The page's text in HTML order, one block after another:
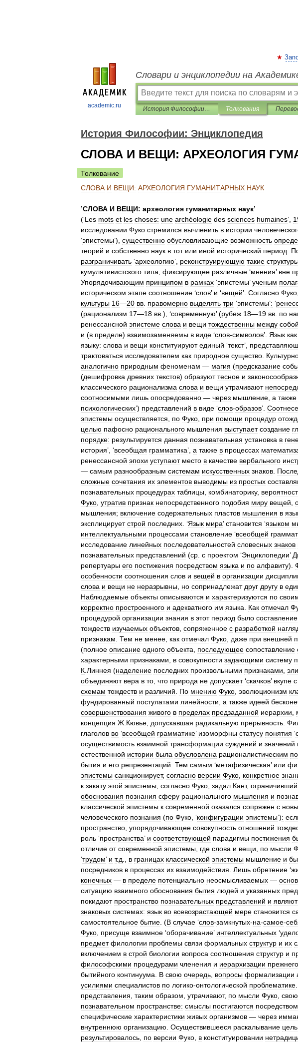
academic.ru
Словари и энциклопедии на
История Философии: Энциклопедия Толкования
История Философии: Энциклопедия
СЛОВА И ВЕЩИ: АРХЕОЛОГИЯ
Толкование
СЛОВА И ВЕЩИ: АРХЕОЛОГИЯ ГУМАНИТАРНЫХ НАУК
’СЛОВА И ВЕЩИ: археология гуманитарных наук’
(‘Les mots et les choses: une archéologie des sciences humaines’,
исследовании Фуко стремился вычленить в истории
‘эпистемы’), существенно обусловливающие возможность
теорий и собственно наук в тот или иной исторический период
разграничивать ‘археологию’, реконструирующую такие
кумулятивистского типа фиксирующее различные ‘мнения’ вне
Упорядочивающим принципом в рамках ‘эпистемы’ученым
историческом этапе соотношение ‘слов’ и ‘вещей’. Согласно Фуко
культуры 16—20 вв правомерно выделять три ‘эпистемы’: ‘
(рационализм 17—18 вв .), ‘современную’ (рубеж 18—19 вв по
ренессансной эпистеме слова и вещи тождественны между собой
и (в пределе) взаимозаменяемы в виде ‘слов-символов’. Язык как
языку: слова и вещи конституируют единый ‘текст’,
трактоваться исследователем как природное существо
аналогично природным феноменам — магия (предсказание
(дешифровка древних текстов) образуют тесное и
классического рационализма слова и вещи утрачивают
соотносимыми лишь опосредованно — через мышление а также
психологических’) представлений в виде ‘слов-образов’.
эпистемы осуществляется по Фуко при помощи процедур
целью пафосно рационального мышления выступает создание
порядке: результируется данная познавательная установка в
история’, ‘всеобщая грамматика’, а также в процессах
ренессансной эпохи уступают место в качестве вербального
— самым разнообразным системам искусственных знаков
сложные сочетания их элементов выводимы из простых
познавательных процедурах таблицы комбинаторику,
Фуко утратив признак непосредственного подобия миру вещей
мышления; включение содержательных пластов мышления в
эксплицирует строй последних . ‘Язык мира’становится ‘языком
интеллектуальными процессами становление ‘всеобщей
исследование линейных последовательностей словесных знаков
познавательных представлений (ср с проектом ‘Энциклопедии’
репертуары его постижения посредством языка и по алфавиту).
особенности соотношения слов и вещей в организации
слова и вещи не неразрывны но сопринадлежат друг другу в
Наблюдаемые объекты описываются и характеризуются по
корректно простроенного и адекватного им языка Как отмечал
процедурой организации знания в этот период было составление
тождеств изучаемых объектов сопряженное с разработкой
признакам Тем не менее как отмечал Фуко даже при внешней
(полное описание одного объекта последующее сопоставление
характерными признаками в совокупности задающими систему
К Линнея (наделение последних произвольными признаками
объединяют вера в то что природа не допускает‘скачков’ вкупе с
схемам тождеств и различий По мнению Фуко эволюционизм
фундированный постулатами линейности а также идеей
совершенствования живого в пределах предзаданной иерархии
концепция Ж Кювье допускавшая радикальную прерывность
глаголов во ‘всеобщей грамматике’ изоморфны статусу понятия ‘
осуществимость взаимной трансформации суждений и значений
естественной истории была обусловлена рационалистическим
бытия и его репрезентаций Тем самым ‘метафизическая’ или
эпистемы санкционирует, согласно версии Фуко конкретное
к закату этой эпистемы согласно Фуко задал Кант, ограничивший
обоснования познания сферу рационального мышления и
классической эпистемы к современной оказался сопряжен с
человеческого познания (по Фуко , ‘конфигурации эпистемы’):
пространство упорядочивающее совокупность отношений
роль ‘пространства’ и соответствующей парадигмы постижения
отличие от современной эпистемы где слова и вещи по мысли
‘трудом’ и т.д в границах классической эпистемы мышление и
посредников в процессах их взаимодействия Лишь обретение ‘
конечных — в пределе потенциально неосмысливаемых —
ситуацию взаимного обоснования бытия людей и указанных
покидают пространство познавательных представлений и являют
знаковых системах: язык во всевозрастающей мере становится
самостоятельное бытие . (В случае ‘слов-замкнутых-на-самое-
Фуко присуще взаимное ‘оборачивание’ интеллектуальных ‘
предмет филологии проблемы связи формальных структур и их
включением в строй биологии вопроса соотношения структур и
философскими процедурами членения и иерархизации прежнего
бытийного континуума В свою очередь вопросы формализации
усилиями специалистов по логико-онтологической проблематике
представления таким образом утрачивают, по мысли Фуко свою
познавательном пространстве: смыслы постигаются посредством
специфические характеристики живых организмов — через
внутреннюю организацию Осуществившееся раскалывание
результировалось по версии Фуко в конституировании